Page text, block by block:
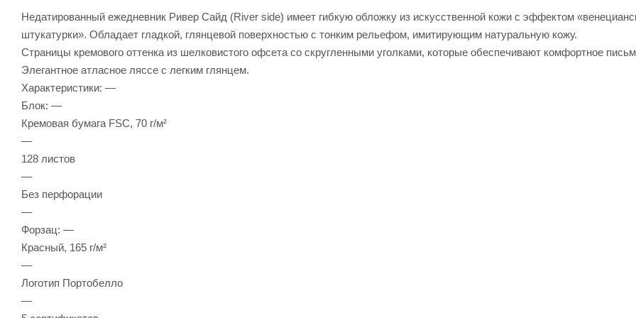
Недатированный ежедневник Ривер Сайд (River side) имеет гибкую обложку из искусственной кожи с эффектом
штукатурки». Обладает гладкой, глянцевой поверхностью с тонким рельефом, имитирующим натуральную кожу.
Страницы кремового оттенка из шелковистого офсета со скругленными уголками, которые обеспечивают комфортное
Элегантное атласное ляссе с легким глянцем.
Характеристики: —
Блок: —
Кремовая бумага FSC, 70 г/м²
—
128 листов
—
Без перфорации
—
Форзац: —
Красный, 165 г/м²
—
Логотип Портобелло
—